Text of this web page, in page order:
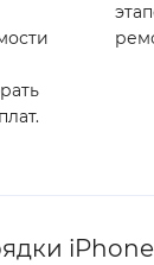
iPhone